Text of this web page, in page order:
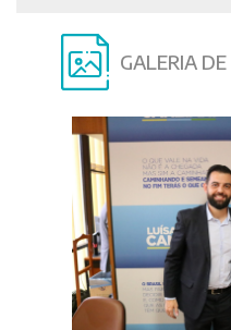
GALERIA DE